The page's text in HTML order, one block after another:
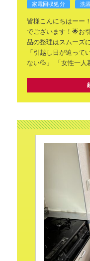
家電回収処分
洗
皆様こんにちはーー
でございます！🌟お
品の整理はスムーズ
「引越し日が迫って
ない💦」
「女性一人